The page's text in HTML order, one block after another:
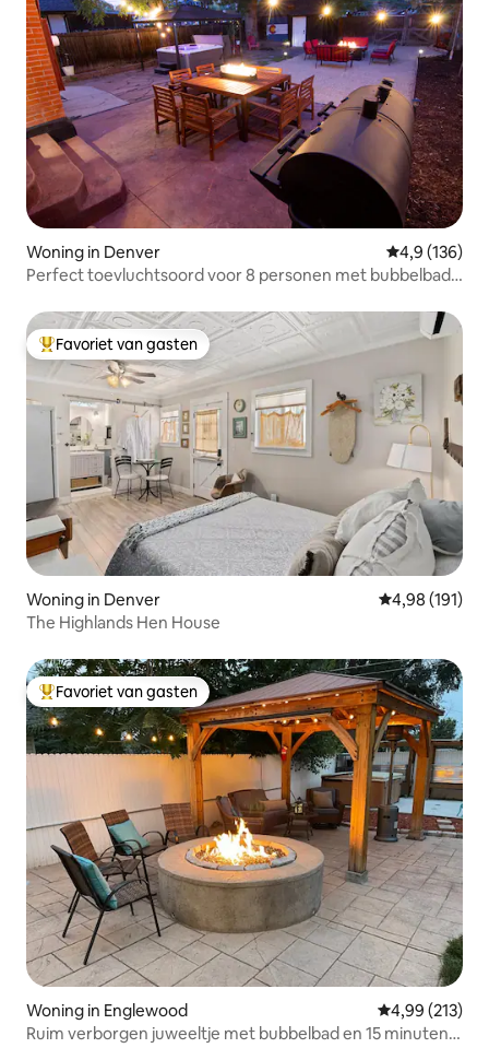
Woning in Denver Gemiddelde
4,9 (136)
Perfect toevluchtsoord voor 8 personen met bubbelbad
Topfavoriet van gasten
Favoriet van gasten
Woning in Denver Gemiddelde
4,98 (191)
The Highlands Hen House
Topfavoriet van gasten
Favoriet van gasten
Woning in Englewood Gemiddelde
4,99 (213)
Ruim verborgen juweeltje met bubbelbad en 15 minuten